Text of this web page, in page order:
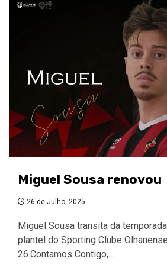
Miguel Sousa renovou
26 de Julho, 2025
Miguel Sousa transita da
plantel do Sporting Clube
26.Contamos Contigo,…